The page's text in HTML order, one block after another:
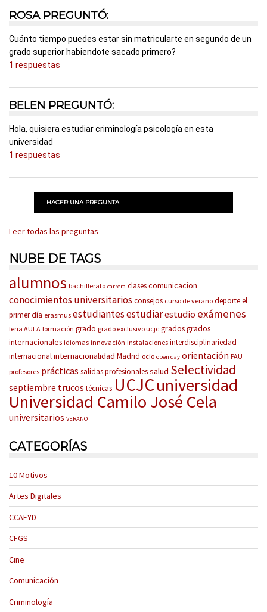
ROSA PREGUNTÓ:
Cuánto tiempo puedes estar sin matricularte en segundo de un
grado superior habiendote sacado primero?
1 respuestas
BELEN PREGUNTÓ:
Hola, quisiera estudiar criminología psicología en esta
universidad
1 respuestas
HACER UNA PREGUNTA
Leer todas las preguntas
NUBE DE TAGS
alumnos bachillerato carrera clasescomunicacion
conocimientos universitariosconsejos curso de verano deporteel
primer día erasmus estudiantesestudiarestudio exámenes
feria AULA formación grado grado exclusivo ucjc gradosgrados
internacionales idiomas innovación instalaciones interdisciplinariedad
internacionalinternacionalidad Madrid ocio open day orientación PAU
profesores prácticas salidas profesionalessalud Selectividad
septiembre trucos técnicas UCJCuniversidad
Universidad Camilo José Cela
universitarios VERANO
CATEGORÍAS
10 Motivos
Artes Digitales
CCAFYD
CFGS
Cine
Comunicación
Criminología